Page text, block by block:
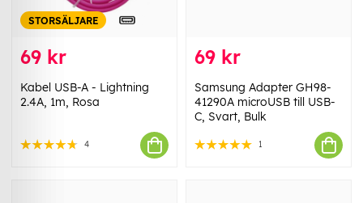
STORSÄLJARE
69 kr
Kabel USB-A - Lightning
2.4A, 1m, Rosa
4
69 kr
Samsung Adapter GH98-
41290A microUSB till USB-
C, Svart, Bulk
1